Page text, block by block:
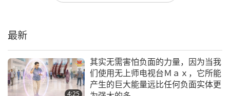
清海无上师住在哪里？（六集之一）
最新
4:25
其实无需害怕负面的力量，因为当我
们使用无上师电视台Ｍａｘ，它所能
产生的巨大能量远比任何负面实体更